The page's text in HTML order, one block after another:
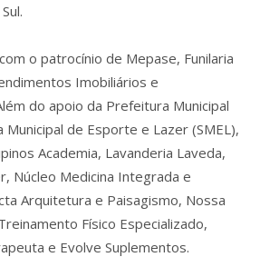
o patrocínio de Mepase, Funilaria
Imobiliários e
do apoio da Prefeitura Municipal
de Esporte e Lazer (SMEL),
Academia, Lavanderia Laveda,
Núcleo Medicina Integrada e
Arquitetura e Paisagismo, Nossa
Físico Especializado,
e Evolve Suplementos.